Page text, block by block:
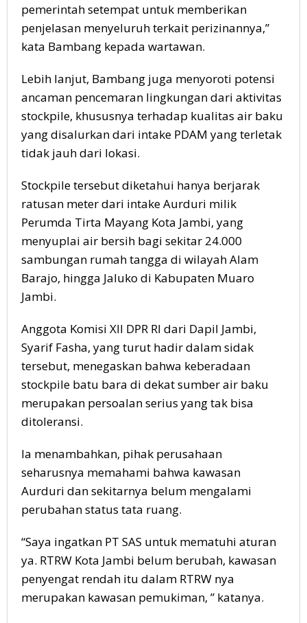
pemerintah setempat untuk memberikan
penjelasan menyeluruh terkait perizinannya,”
kata Bambang kepada wartawan.
Lebih lanjut, Bambang juga menyoroti potensi
ancaman pencemaran lingkungan dari aktivitas
stockpile, khususnya terhadap kualitas air baku
yang disalurkan dari intake PDAM yang terletak
tidak jauh dari lokasi.
Stockpile tersebut diketahui hanya berjarak
ratusan meter dari intake Aurduri milik
Perumda Tirta Mayang Kota Jambi, yang
menyuplai air bersih bagi sekitar 24.000
sambungan rumah tangga di wilayah Alam
Barajo, hingga Jaluko di Kabupaten Muaro
Jambi.
Anggota Komisi XII DPR RI dari Dapil Jambi,
Syarif Fasha, yang turut hadir dalam sidak
tersebut, menegaskan bahwa keberadaan
stockpile batu bara di dekat sumber air baku
merupakan persoalan serius yang tak bisa
ditoleransi.
Ia menambahkan, pihak perusahaan
seharusnya memahami bahwa kawasan
Aurduri dan sekitarnya belum mengalami
perubahan status tata ruang.
“Saya ingatkan PT SAS untuk mematuhi aturan
ya. RTRW Kota Jambi belum berubah, kawasan
penyengat rendah itu dalam RTRW nya
merupakan kawasan pemukiman, ” katanya.